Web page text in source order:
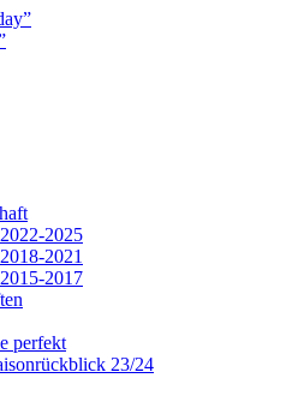
2025
2021
2017
perfekt
23/24